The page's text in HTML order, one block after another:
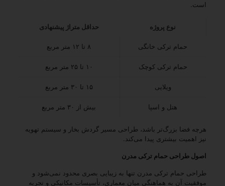
است.
نوع پروژه حداقل متراژ پیشنهادی
حمام ترکی خانگی ۸ تا ۱۲ متر مربع
حمام ترکی کوچک ۱۰ تا ۲۵ متر مربع
ویلایی ۱۵ تا ۳۰ متر مربع
هتل و اسپا بیش از ۳۰ متر مربع
هرچه فضا بزرگ‌تر باشد، طراحی مسیر گردش بخار و سیستم تهویه
نیز اهمیت بیشتری پیدا می‌کند.
اصول طراحی حمام ترکی مدرن
طراحی حمام ترکی مدرن تنها به زیبایی بصری محدود نمی‌شود و
موفقیت آن به هماهنگی میان معماری، تأسیسات مکانیکی و تجربه